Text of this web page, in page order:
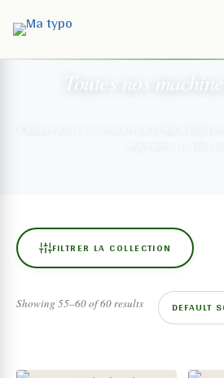
Toutes nos machines
FILTRER LA COLLECTION
Showing 55–60 of 60 results